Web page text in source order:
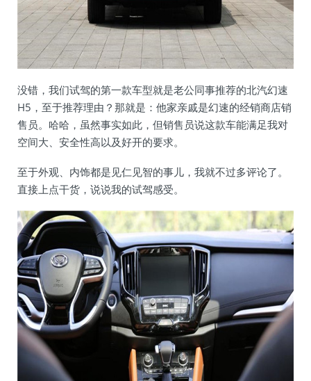
没错，我们试驾的第一款车型就是老公同事推荐的北汽幻速
H5，至于推荐理由？那就是：他家亲戚是幻速的经销商店销
售员。哈哈，虽然事实如此，但销售员说这款车能满足我对
空间大、安全性高以及好开的要求。
至于外观、内饰都是见仁见智的事儿，我就不过多评论了。
直接上点干货，说说我的试驾感受。